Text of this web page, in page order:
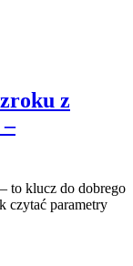
z
to klucz do dobrego
czytać parametry